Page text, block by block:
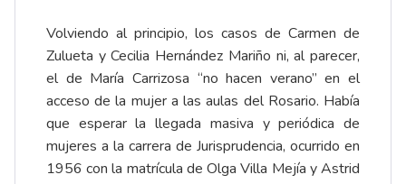
Volviendo al principio, los casos de Carmen de
Zulueta y Cecilia Hernández Mariño ni, al parecer,
el de María Carrizosa “no hacen verano” en el
acceso de la mujer a las aulas del Rosario. Había
que esperar la llegada masiva y periódica de
mujeres a la carrera de Jurisprudencia, ocurrido en
1956 con la matrícula de Olga Villa Mejía y Astrid